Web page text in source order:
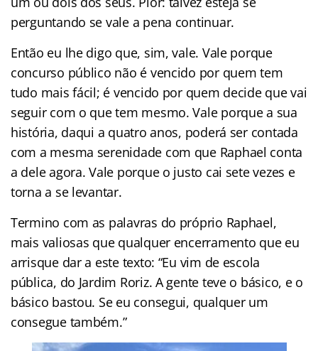
perguntando se vale a pena continuar.
Então eu lhe digo que, sim, vale. Vale porque
concurso público não é vencido por quem tem
tudo mais fácil; é vencido por quem decide que vai
seguir com o que tem mesmo. Vale porque a sua
história, daqui a quatro anos, poderá ser contada
com a mesma serenidade com que Raphael conta
a dele agora. Vale porque o justo cai sete vezes e
torna a se levantar.
Termino com as palavras do próprio Raphael,
mais valiosas que qualquer encerramento que eu
arrisque dar a este texto: “Eu vim de escola
pública, do Jardim Roriz. A gente teve o básico, e o
básico bastou. Se eu consegui, qualquer um
consegue também.”